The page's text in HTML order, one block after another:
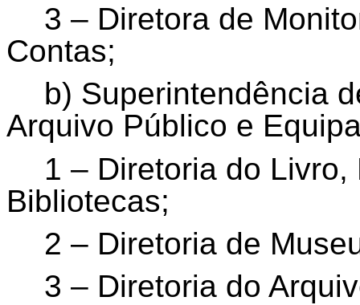
3 – Diretora de
Contas;
b) Superintendência
Arquivo Público e
1 – Diretoria do
Bibliotecas;
2 – Diretoria de
3 – Diretoria do